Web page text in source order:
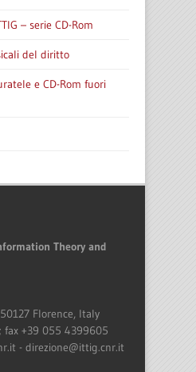
– serie CD-Rom
del diritto
e CD-Rom fuori
Theory and
Florence, Italy
fax +39 055 4399605
- direzione@ittig.cnr.it